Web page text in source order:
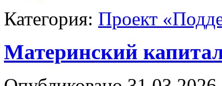
Категория: Проект
Материнский